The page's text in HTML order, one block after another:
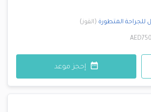
المتطورة (القوز)
AED750
إحجز موعد